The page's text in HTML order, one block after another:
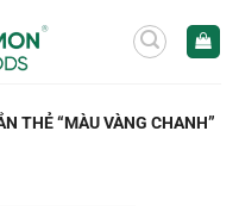
THẺ “MÀU VÀNG CHANH”